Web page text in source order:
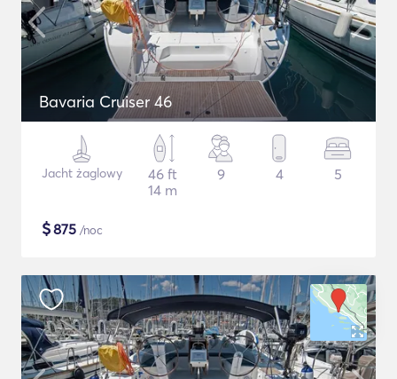
Bavaria Cruiser 46
Jacht żaglowy
46 ft
14 m
9 4 5
$875 /noc